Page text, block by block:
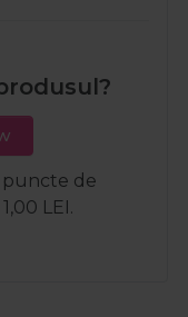
puncte de
LEI.